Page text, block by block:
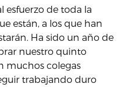
esfuerzo de toda la
están, a los que han
Ha sido un año de
nuestro quinto
muchos colegas
trabajando duro